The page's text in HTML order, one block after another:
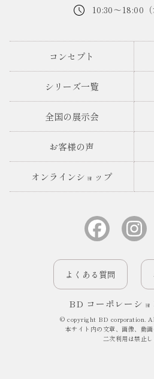
10:30～18:00（
コンセプト
シリーズ一覧
全国の展示会
お客様の声
オンラインショップ
よくある質問
BD コーポレーシ
© copyright BD corporation.
本サイト内の文章、画像、動
二次利用は禁止